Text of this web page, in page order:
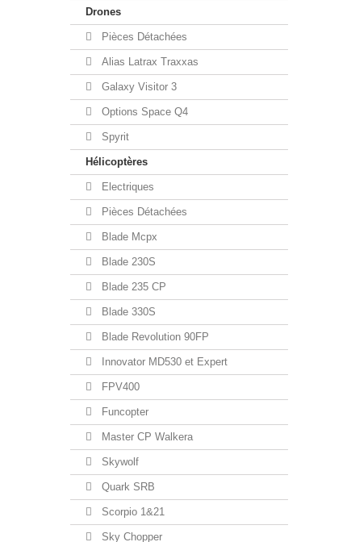
Drones
Pièces Détachées
Alias Latrax Traxxas
Galaxy Visitor 3
Options Space Q4
Spyrit
Hélicoptères
Electriques
Pièces Détachées
Blade Mcpx
Blade 230S
Blade 235 CP
Blade 330S
Blade Revolution 90FP
Innovator MD530 et Expert
FPV400
Funcopter
Master CP Walkera
Skywolf
Quark SRB
Scorpio 1&21
Sky Chopper